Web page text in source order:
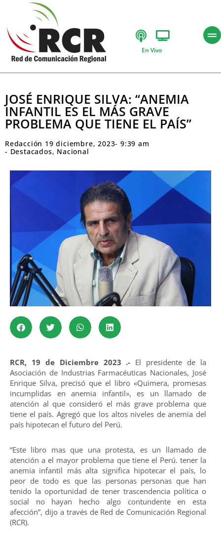
En Vivo
JOSÉ ENRIQUE SILVA: “ANEMIA
INFANTIL ES EL MÁS GRAVE
PROBLEMA QUE TIENE EL PAÍS”
Redacción 19 diciembre, 2023- 9:39 am
- Destacados, Nacional
RCR, 19 de Diciembre 2023 .- El presidente de la
Asociación de Industrias Farmacéuticas Nacionales, José
Enrique Silva, precisó que el libro «Quimera, promesas
incumplidas en anemia infantil», es un llamado de
atención al que consideró el más grave problema que
tiene el país. Agregó que los altos niveles de anemia del
país hipotecan el futuro del Perú.
“Este libro mas que una protesta, es un llamado de
atención a el mayor problema que tiene el Perú. tener la
anemia infantil más alta significa hipotecar el país, lo
peor de todo es que las personas personas que han
tenido la oportunidad de tener trascendencia política o
social no hayan hecho algo contundente en esta
afección”, dijo a través de Red de Comunicación Regional
(RCR).